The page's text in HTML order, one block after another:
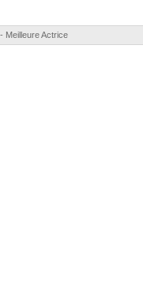
- Meilleure Actrice